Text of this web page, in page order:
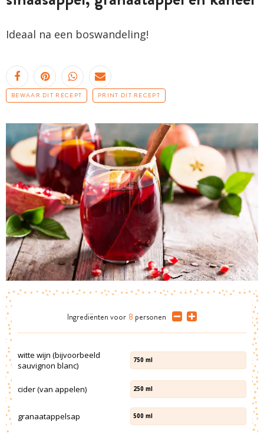
Ideaal na een boswandeling!
BEWAAR DIT RECEPT PRINT DIT RECEPT
Ingrediënten voor 8 personen
witte wijn (bijvoorbeeld
sauvignon blanc)
750 ml
cider (van appelen) 250 ml
granaatappelsap 500 ml